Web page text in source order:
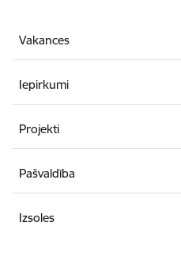
Vakances
Iepirkumi
Projekti
Pašvaldība
Izsoles